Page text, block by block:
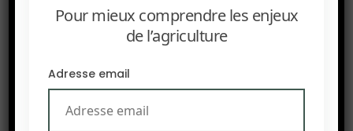
6 JANVIER 2025
Mascir est un centre de RD multidisciplinaire associé à
domaines figurent la recherche avancée en matière
Pour mieux comprendre les enjeux
de l’agriculture
Adresse email